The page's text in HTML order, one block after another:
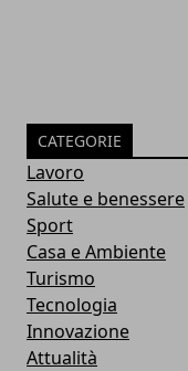
CATEGORIE
Lavoro
Salute e benessere
Sport
Casa e Ambiente
Turismo
Tecnologia
Innovazione
Attualità